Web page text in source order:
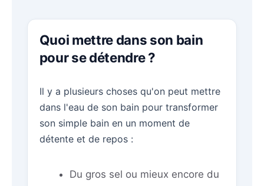
Quoi mettre dans son bain
pour se détendre ?
Il y a plusieurs choses qu'on peut mettre
dans l'eau de son bain pour transformer
son simple bain en un moment de
détente et de repos :
Du gros sel ou mieux encore du